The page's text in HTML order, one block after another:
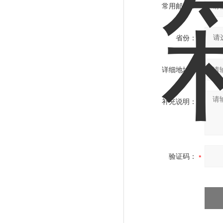
常用邮箱：
省份：
详细地址：
补充说明：
验证码：